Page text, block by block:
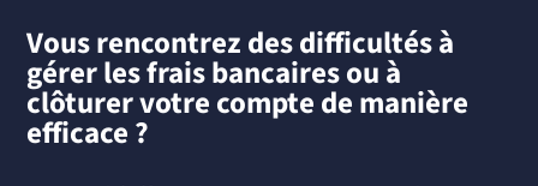
Vous rencontrez des difficultés à
gérer les frais bancaires ou à
clôturer votre compte de manière
efficace ?